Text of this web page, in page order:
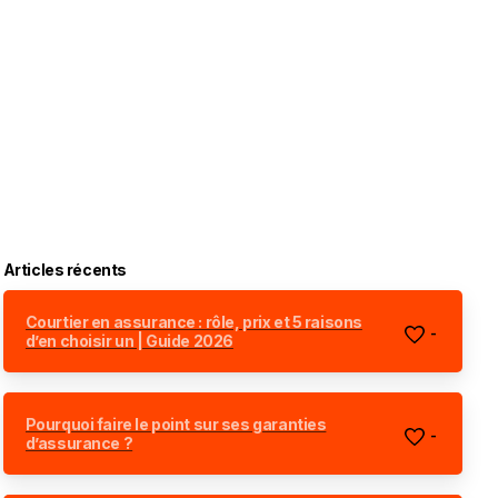
Articles récents
Courtier en assurance : rôle, prix et 5 raisons
d’en choisir un | Guide 2026
-
Pourquoi faire le point sur ses garanties
d’assurance ?
-